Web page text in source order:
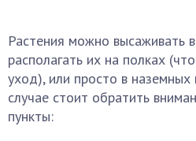
Растения можно высаживать
располагать их на полках
уход), или просто в
случае стоит обратить
пункты: